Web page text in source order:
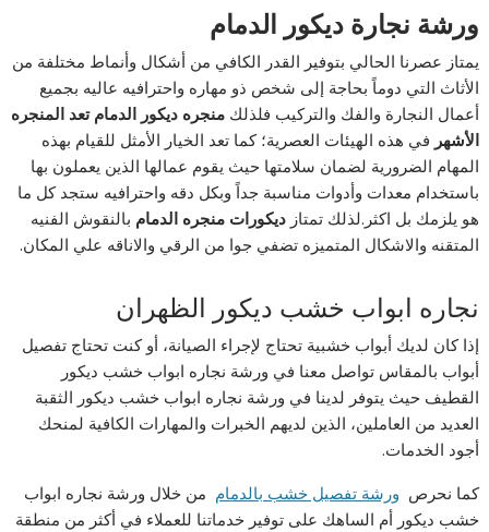
ورشة نجارة ديكور الدمام
يمتاز عصرنا الحالي بتوفير القدر الكافي من أشكال وأنماط مختلفة من
الأثاث التي دوماً بحاجة إلى شخص ذو مهاره واحترافيه عاليه بجميع
أعمال النجارة والفك والتركيب فلذلكمنجره ديكور الدمام تعد المنجره
الأشهر في هذه الهيئات العصرية؛ كما تعد الخيار الأمثل للقيام بهذه
المهام الضرورية لضمان سلامتها حيث يقوم عمالها الذين يعملون بها
باستخدام معدات وأدوات مناسبة جداً وبكل دقه واحترافيه ستجد كل ما
هو يلزمك بل اكثر.لذلك تمتازديكورات منجره الدمام بالنقوش الفنيه
المتقنه والاشكال المتميزه تضفي جوا من الرقي والاناقه علي المكان.
نجاره ابواب خشب ديكور الظهران
إذا كان لديك أبواب خشبية تحتاج لإجراء الصيانة، أو كنت تحتاج تفصيل
أبواب بالمقاس تواصل معنا في ورشة نجاره ابواب خشب ديكور
القطيف حيث يتوفر لدينا في ورشة نجاره ابواب خشب ديكور الثقبة
العديد من العاملين، الذين لديهم الخبرات والمهارات الكافية لمنحك
أجود الخدمات.
كما نحرص ورشة تفصيل خشب بالدمام من خلال ورشة نجاره ابواب
خشب ديكور أم الساهك على توفير خدماتنا للعملاء في أكثر من منطقة